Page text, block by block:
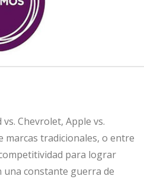
Chevrolet, Apple vs.
marcas tradicionales, o entre
para lograr
una constante guerra de